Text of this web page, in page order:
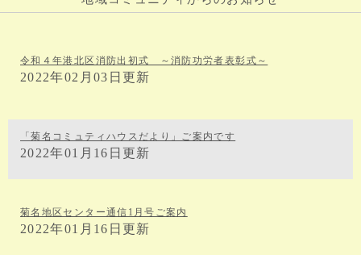
令和４年港北区消防出初式 ～消防功労者表彰式～
2022年02月03日更新
「菊名コミュティハウスだより」ご案内です
2022年01月16日更新
菊名地区センター通信1月号ご案内
2022年01月16日更新